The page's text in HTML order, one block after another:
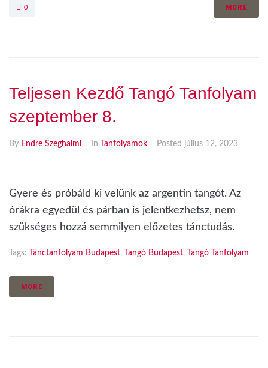
0 MORE
Teljesen Kezdő Tangó Tanfolyam
szeptember 8.
By Endre Szeghalmi In Tanfolyamok Posted július 12, 2023
Gyere és próbáld ki velünk az argentin tangót. Az
órákra egyedül és párban is jelentkezhetsz, nem
szükséges hozzá semmilyen előzetes tánctudás.
Tags: Tánctanfolyam Budapest, Tangó Budapest, Tangó Tanfolyam
MORE